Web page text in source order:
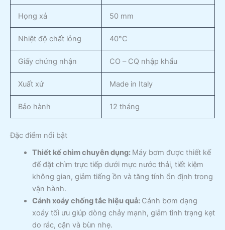
Họng xả 50 mm
Nhiệt độ chất lỏng 40°C
Giấy chứng nhận CO – CQ nhập khẩu
Xuất xứ Made in Italy
Bảo hành 12 tháng
Đặc điểm nổi bật
Thiết kế chìm chuyên dụng: Máy bơm được thiết kế
để đặt chìm trực tiếp dưới mực nước thải, tiết kiệm
không gian, giảm tiếng ồn và tăng tính ổn định trong
vận hành.
Cánh xoáy chống tắc hiệu quả: Cánh bơm dạng
xoáy tối ưu giúp dòng chảy mạnh, giảm tình trạng kẹt
do rác, cặn và bùn nhẹ.